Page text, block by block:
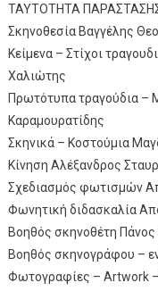
ΤΑΥΤΟΤΗΤΑ
Σκηνοθεσία Βαγγέλης
Κείμενα – Στίχοι
Χαλιώτης
Πρωτότυπα τραγούδια –
Καραμουρατίδης
Σκηνικά – Κοστούμια
Κίνηση Αλέξανδρος
Σχεδιασμός φωτισμών
Φωνητική διδασκαλία
Βοηθός σκηνοθέτη Πάνος
Βοηθός σκηνογράφου –
Φωτογραφίες – Artwork